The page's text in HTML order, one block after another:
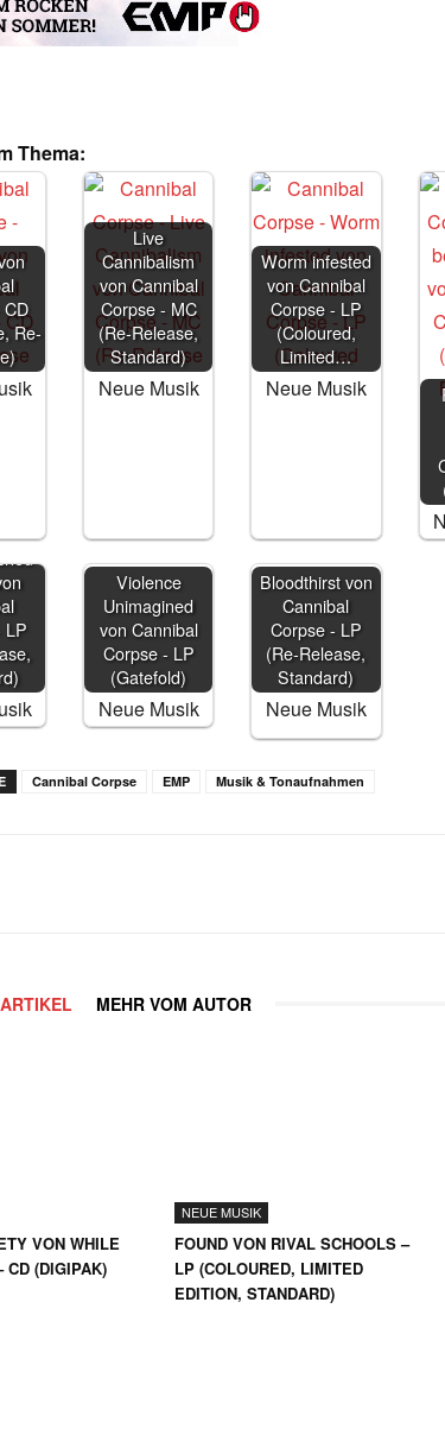
Thema:
Re-
Live
Cannibalism
von Cannibal
Corpse - MC
(Re-Release,
Standard)
Neue Musik
Worm infested
von Cannibal
Corpse - LP
(Coloured,
Limited…
Neue Musik
LP
Violence
Unimagined
von Cannibal
Corpse - LP
(Gatefold)
Neue Musik
Bloodthirst von
Cannibal
Corpse - LP
(Re-Release,
Standard)
Neue Musik
Cannibal Corpse EMP Musik & Tonaufnahmen
MEHR VOM AUTOR
VON WHILE
(DIGIPAK)
NEUE MUSIK
FOUND VON RIVAL SCHOOLS –
LP (COLOURED, LIMITED
EDITION, STANDARD)